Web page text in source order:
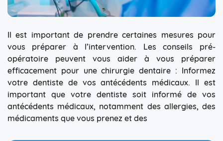
Il est important de prendre certaines mesures pour
vous préparer à l’intervention. Les conseils pré-
opératoire peuvent vous aider à vous préparer
efficacement pour une chirurgie dentaire : Informez
votre dentiste de vos antécédents médicaux. Il est
important que votre dentiste soit informé de vos
antécédents médicaux, notamment des allergies, des
médicaments que vous prenez et des